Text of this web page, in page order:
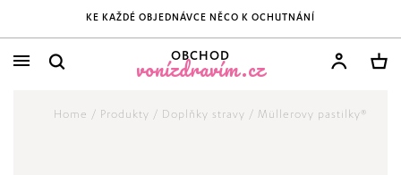
KE KAŽDÉ OBJEDNÁVCE NĚCO K OCHUTNÁNÍ
OBCHOD
vonízdravím.cz
Home / Produkty / Doplňky stravy / Müllerovy pastilky®